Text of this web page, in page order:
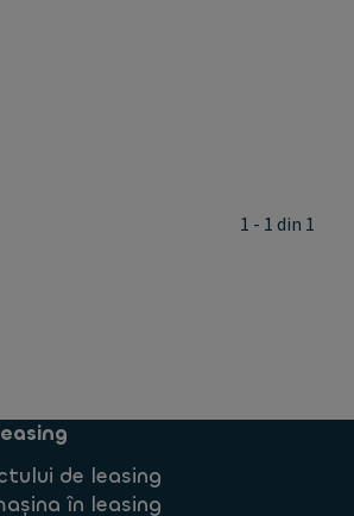
1 - 1 din 1
de leasing
în leasing